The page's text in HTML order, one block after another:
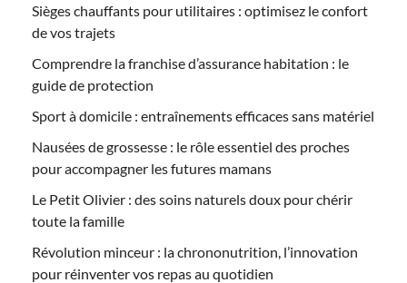
Sièges chauffants pour utilitaires : optimisez le confort
de vos trajets
Comprendre la franchise d’assurance habitation : le
guide de protection
Sport à domicile : entraînements efficaces sans matériel
Nausées de grossesse : le rôle essentiel des proches
pour accompagner les futures mamans
Le Petit Olivier : des soins naturels doux pour chérir
toute la famille
Révolution minceur : la chrononutrition, l’innovation
pour réinventer vos repas au quotidien